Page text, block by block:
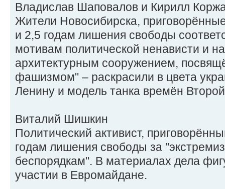
Владислав Шаповалов и Кирилл
Жители Новосибирска,
и 2,5 годам лишения свободы
мотивам политической ненависти и
архитектурным сооружением,
фашизмом" – раскрасили в цвета
Ленину и модель танка времён
Виталий Шишкин
Политический активист,
годам лишения свободы за
беспорядкам". В материалах дела
участии в Евромайдане.